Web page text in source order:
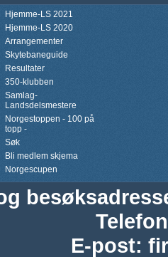
Hjemme-LS 2021
Hjemme-LS 2020
Arrangementer
Skytebaneguide
Resultater
350-klubben
Samlag-
Landsdelsmestere
Norgestoppen - 100 på
topp -
Søk
Bli medlem skjema
Norgescupen
Telefon
E-post: